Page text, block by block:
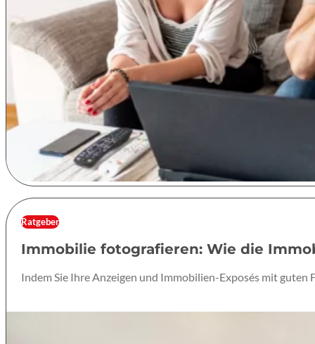
Ratgeber
Immobilie fotografieren: Wie die
Indem Sie Ihre Anzeigen und Immobilien-Exposés mit